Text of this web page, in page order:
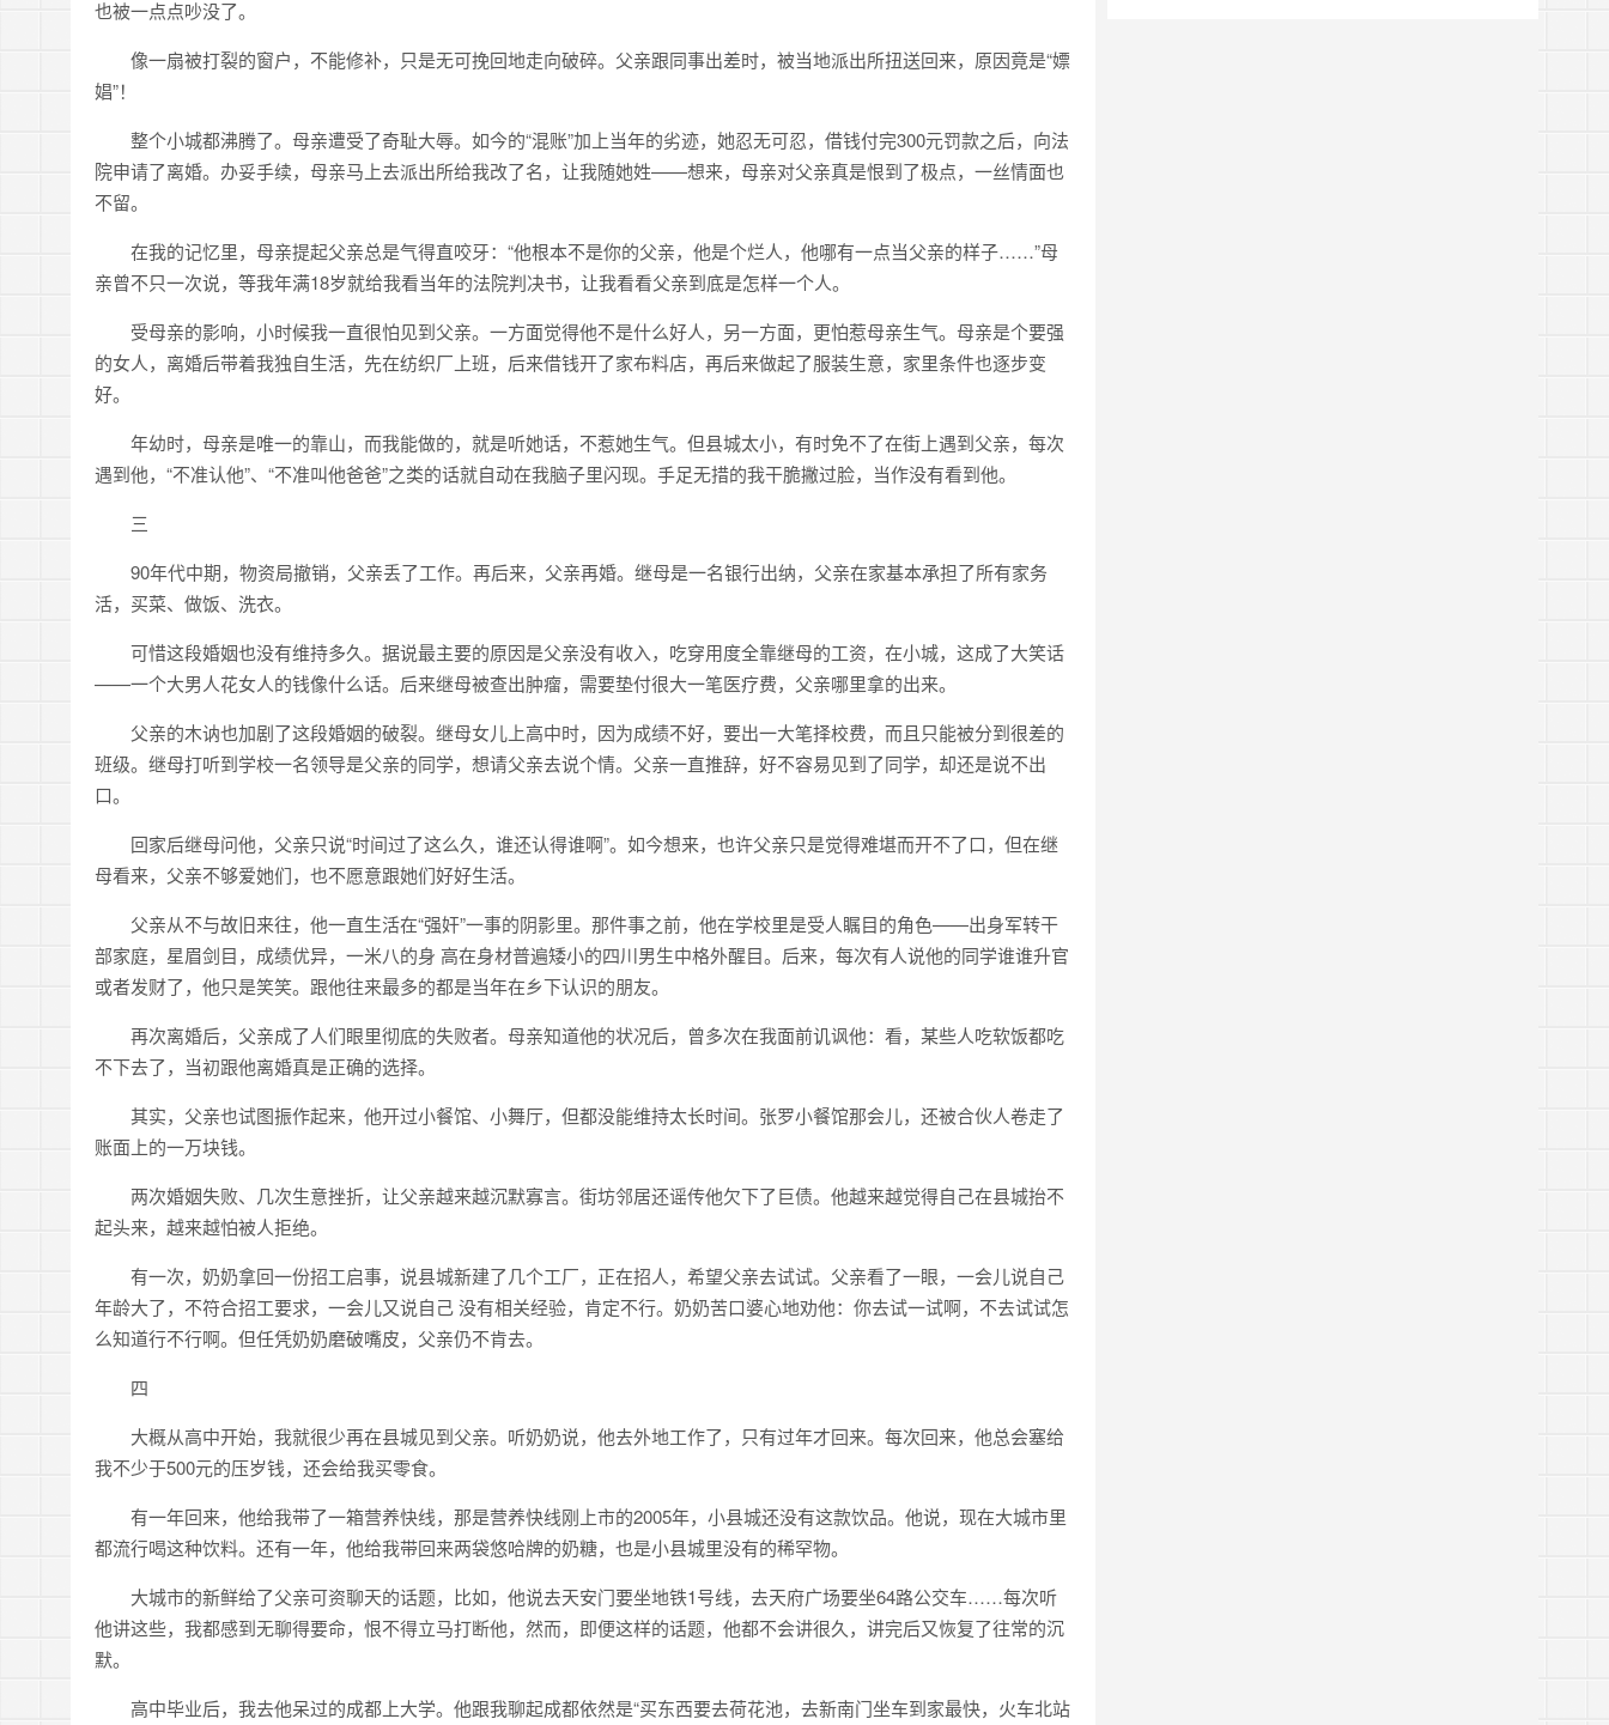
也被一点点吵没了。
像一扇被打裂的窗户，不能修补，只是无可挽回地走向破碎。父亲跟同事出差时，被当地派出所扭送回来，原因竟是“嫖
娼”！
整个小城都沸腾了。母亲遭受了奇耻大辱。如今的“混账”加上当年的劣迹，她忍无可忍，借钱付完300元罚款之后，向法
院申请了离婚。办妥手续，母亲马上去派出所给我改了名，让我随她姓——想来，母亲对父亲真是恨到了极点，一丝情面也
不留。
在我的记忆里，母亲提起父亲总是气得直咬牙：“他根本不是你的父亲，他是个烂人，他哪有一点当父亲的样子……”母
亲曾不只一次说，等我年满18岁就给我看当年的法院判决书，让我看看父亲到底是怎样一个人。
受母亲的影响，小时候我一直很怕见到父亲。一方面觉得他不是什么好人，另一方面，更怕惹母亲生气。母亲是个要强
的女人，离婚后带着我独自生活，先在纺织厂上班，后来借钱开了家布料店，再后来做起了服装生意，家里条件也逐步变
好。
年幼时，母亲是唯一的靠山，而我能做的，就是听她话，不惹她生气。但县城太小，有时免不了在街上遇到父亲，每次
遇到他，“不准认他”、“不准叫他爸爸”之类的话就自动在我脑子里闪现。手足无措的我干脆撇过脸，当作没有看到他。
三
90年代中期，物资局撤销，父亲丢了工作。再后来，父亲再婚。继母是一名银行出纳，父亲在家基本承担了所有家务
活，买菜、做饭、洗衣。
可惜这段婚姻也没有维持多久。据说最主要的原因是父亲没有收入，吃穿用度全靠继母的工资，在小城，这成了大笑话
——一个大男人花女人的钱像什么话。后来继母被查出肿瘤，需要垫付很大一笔医疗费，父亲哪里拿的出来。
父亲的木讷也加剧了这段婚姻的破裂。继母女儿上高中时，因为成绩不好，要出一大笔择校费，而且只能被分到很差的
班级。继母打听到学校一名领导是父亲的同学，想请父亲去说个情。父亲一直推辞，好不容易见到了同学，却还是说不出
口。
回家后继母问他，父亲只说“时间过了这么久，谁还认得谁啊”。如今想来，也许父亲只是觉得难堪而开不了口，但在继
母看来，父亲不够爱她们，也不愿意跟她们好好生活。
父亲从不与故旧来往，他一直生活在“强奸”一事的阴影里。那件事之前，他在学校里是受人瞩目的角色——出身军转干
部家庭，星眉剑目，成绩优异，一米八的身 高在身材普遍矮小的四川男生中格外醒目。后来，每次有人说他的同学谁谁升官
或者发财了，他只是笑笑。跟他往来最多的都是当年在乡下认识的朋友。
再次离婚后，父亲成了人们眼里彻底的失败者。母亲知道他的状况后，曾多次在我面前讥讽他：看，某些人吃软饭都吃
不下去了，当初跟他离婚真是正确的选择。
其实，父亲也试图振作起来，他开过小餐馆、小舞厅，但都没能维持太长时间。张罗小餐馆那会儿，还被合伙人卷走了
账面上的一万块钱。
两次婚姻失败、几次生意挫折，让父亲越来越沉默寡言。街坊邻居还谣传他欠下了巨债。他越来越觉得自己在县城抬不
起头来，越来越怕被人拒绝。
有一次，奶奶拿回一份招工启事，说县城新建了几个工厂，正在招人，希望父亲去试试。父亲看了一眼，一会儿说自己
年龄大了，不符合招工要求，一会儿又说自己 没有相关经验，肯定不行。奶奶苦口婆心地劝他：你去试一试啊，不去试试怎
么知道行不行啊。但任凭奶奶磨破嘴皮，父亲仍不肯去。
四
大概从高中开始，我就很少再在县城见到父亲。听奶奶说，他去外地工作了，只有过年才回来。每次回来，他总会塞给
我不少于500元的压岁钱，还会给我买零食。
有一年回来，他给我带了一箱营养快线，那是营养快线刚上市的2005年，小县城还没有这款饮品。他说，现在大城市里
都流行喝这种饮料。还有一年，他给我带回来两袋悠哈牌的奶糖，也是小县城里没有的稀罕物。
大城市的新鲜给了父亲可资聊天的话题，比如，他说去天安门要坐地铁1号线，去天府广场要坐64路公交车……每次听
他讲这些，我都感到无聊得要命，恨不得立马打断他，然而，即便这样的话题，他都不会讲很久，讲完后又恢复了往常的沉
默。
高中毕业后，我去他呆过的成都上大学。他跟我聊起成都依然是“买东西要去荷花池，去新南门坐车到家最快，火车北站